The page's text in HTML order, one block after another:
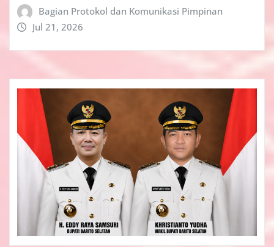
Bagian Protokol dan Komunikasi Pimpinan
Jul 21, 2026